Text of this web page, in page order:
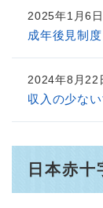
2025年1月6
成年後見制
2024年8月22
収入の少な
日本赤十